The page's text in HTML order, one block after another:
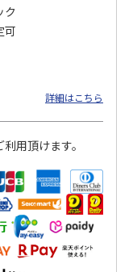
ク
可
詳細はこちら
用頂けます。